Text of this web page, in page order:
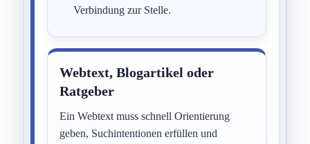
Verbindung zur Stelle.
Webtext, Blogartikel oder
Ratgeber
Ein Webtext muss schnell Orientierung
geben, Suchintentionen erfüllen und